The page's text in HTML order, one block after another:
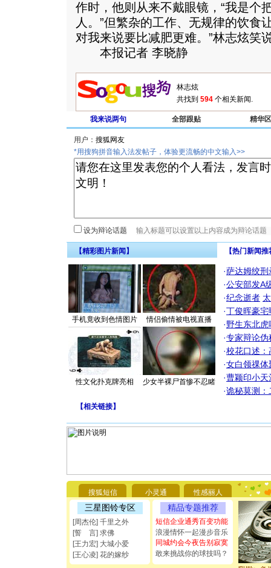
作时，他则从来不戴眼镜，“我是个
人。”但繁杂的工作、无规律的饮食
对我来说要比减肥更难。”林志炫笑
本报记者 李晓静
共找到 594 个相关新闻.
我来说两句 全部跟贴 精华区
用户：
*用搜狗拼音输入法发帖子，体验更流畅的中文输入>>
设为辩论话题
【精彩图片新闻】
手机竟收到色情图片 情侣偷情被电视直播
性文化扑克牌亮相 少女半裸尸首惨不忍睹
【热门新闻
·萨达姆绞刑
·公安部发A
·纪念逝者
·丁俊晖豪
·野生东北
·专家辩论伪
·校花口述：
·女白领祼体
·曹颖印小天
·诡秘莫测：
【相关链接】
搜狐短信 小灵通 性感丽人
三星图铃专区
[周杰伦] 千里之外
[誓 言] 求佛
[王力宏] 大城小爱
[王心凌] 花的嫁纱
精品专题推荐
短信企业通秀百变功能
浪漫情怀一起漫步音乐
同城约会今夜告别寂寞
敢来挑战你的球技吗？
你太多，
要平安
[圣诞节]
能正大光
都要快乐
[圣诞节]
如意,快
[元旦]看
断电。爱